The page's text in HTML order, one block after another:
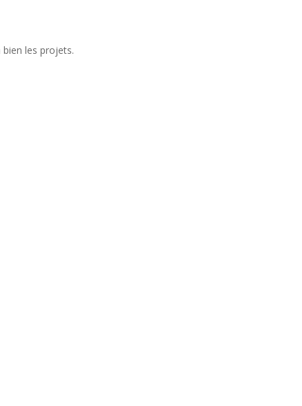
bien les projets.